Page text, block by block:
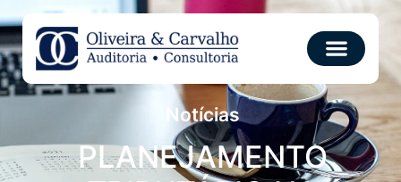
Notícias
PLANEJAMENTO